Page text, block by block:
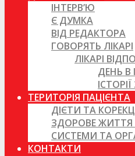
ІНТЕРВ’Ю
Є ДУМКА
ВІД РЕДАКТОРА
ГОВОРЯТЬ ЛІКАРІ
ЛІКАРІ
ДЕНЬ В
ТЕРИТОРІЯ ПАЦІЄНТА
ДІЄТИ ТА
ЗДОРОВЕ ЖИТТЯ
СИСТЕМИ ТА
КОНТАКТИ